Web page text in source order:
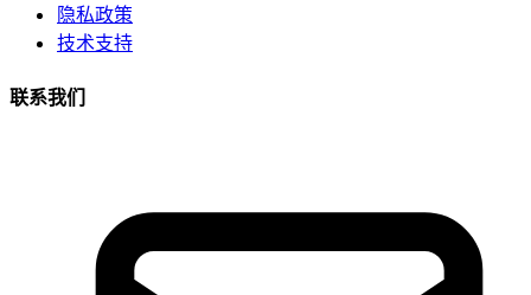
隐私政策
技术支持
联系我们